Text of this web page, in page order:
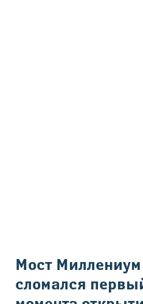
Вы здесь
Мост
сломался